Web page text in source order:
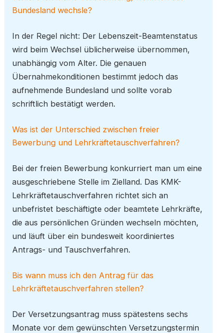
Bundesland wechsle?
In der Regel nicht: Der Lebenszeit-Beamtenstatus
wird beim Wechsel üblicherweise übernommen,
unabhängig vom Alter. Die genauen
Übernahmekonditionen bestimmt jedoch das
aufnehmende Bundesland und sollte vorab
schriftlich bestätigt werden.
Was ist der Unterschied zwischen freier
Bewerbung und Lehrkräftetauschverfahren?
Bei der freien Bewerbung konkurriert man um eine
ausgeschriebene Stelle im Zielland. Das KMK-
Lehrkräftetauschverfahren richtet sich an
unbefristet beschäftigte oder beamtete Lehrkräfte,
die aus persönlichen Gründen wechseln möchten,
und läuft über ein bundesweit koordiniertes
Antrags- und Tauschverfahren.
Bis wann muss ich den Antrag für das
Lehrkräftetauschverfahren stellen?
Der Versetzungsantrag muss spätestens sechs
Monate vor dem gewünschten Versetzungstermin